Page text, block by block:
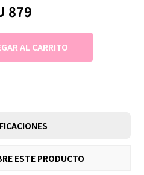
879
ESTE PRODUCTO